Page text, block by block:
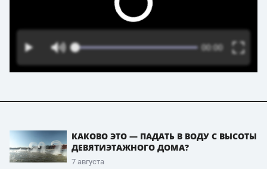
КАКОВО ЭТО — ПАДАТЬ В ВОДУ С ВЫСОТЫ
ДЕВЯТИЭТАЖНОГО ДОМА?
7 августа